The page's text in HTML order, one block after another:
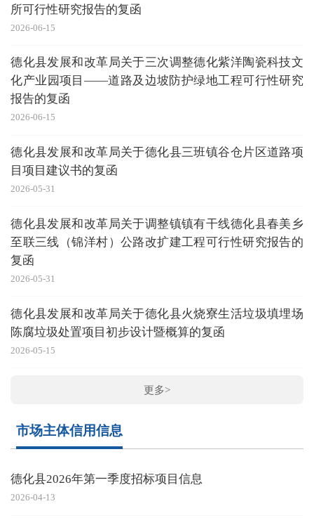
所可行性研究报告的复函
2026-06-15
德化县发展和改革局关于三次调整德化紫洋陶瓷科技文
化产业园项目——道路及边坡防护绿地工程可行性研究
报告的复函
2026-06-15
德化县发展和改革局关于德化县三班镇谷仓片区道路项
目项目建议书的复函
2026-05-31
德化县发展和改革局关于调整镇镇有干线德化县春美乡
至联三线（锦洋村）公路改扩建工程可行性研究报告的
复函
2026-05-31
德化县发展和改革局关于德化县火烧寮生活垃圾填埋场
陈腐垃圾处置项目初步设计暨概算的复函
2026-05-15
更多>
市场主体信用信息
德化县2026年第一季度招标项目信息
2026-04-13